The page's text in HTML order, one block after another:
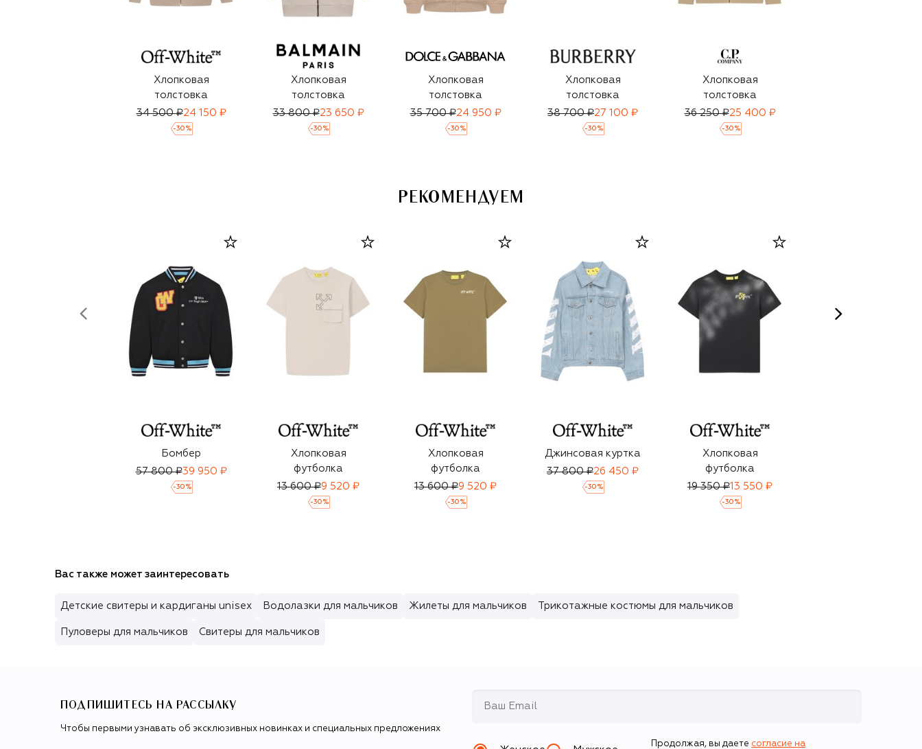
Хлопковая
толстовка
34 500 ₽24 150 ₽
-30 %
Хлопковая
толстовка
33 800 ₽23 650 ₽
-30 %
Хлопковая
толстовка
35 700 ₽24 950 ₽
-30 %
Хлопковая
толстовка
38 700 ₽27 100 ₽
-30 %
Хлопковая
толстовка
36 250 ₽25 400 ₽
-30 %
РЕКОМЕНДУЕМ
Бомбер
57 800 ₽39 950 ₽
-30 %
Хлопковая
футболка
13 600 ₽9 520 ₽
-30 %
Хлопковая
футболка
13 600 ₽9 520 ₽
-30 %
Джинсовая куртка
37 800 ₽26 450 ₽
-30 %
Хлопковая
футболка
19 350 ₽13 550 ₽
-30 %
Вас также может заинтересовать
Детские свитеры и кардиганы unisex Водолазки для мальчиков Жилеты для мальчиков Трикотажные костюмы для мальчиков
Пуловеры для мальчиков Свитеры для мальчиков
ПОДПИШИТЕСЬ НА РАССЫЛКУ
Чтобы первыми узнавать об эксклюзивных новинках и специальных предложениях
Продолжая, вы даете согласие на